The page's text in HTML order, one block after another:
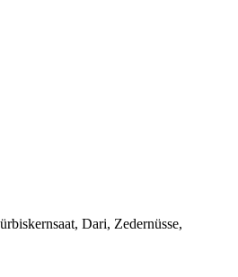
Dari, Zedernüsse,